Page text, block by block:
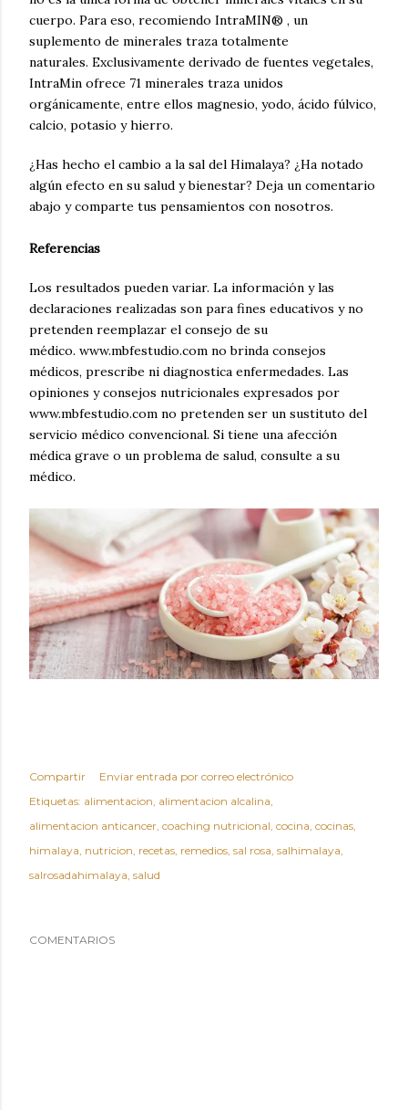
cuerpo. Para eso, recomiendo IntraMIN® , un
suplemento de minerales traza totalmente
naturales. Exclusivamente derivado de fuentes vegetales,
IntraMin ofrece 71 minerales traza unidos
orgánicamente, entre ellos magnesio, yodo, ácido fúlvico,
calcio, potasio y hierro.
¿Has hecho el cambio a la sal del Himalaya? ¿Ha notado
algún efecto en su salud y bienestar? Deja un comentario
abajo y comparte tus pensamientos con nosotros.
Referencias
Los resultados pueden variar. La información y las
declaraciones realizadas son para fines educativos y no
pretenden reemplazar el consejo de su
médico. www.mbfestudio.com no brinda consejos
médicos, prescribe ni diagnostica enfermedades. Las
opiniones y consejos nutricionales expresados ​​por
www.mbfestudio.com no pretenden ser un sustituto del
servicio médico convencional. Si tiene una afección
médica grave o un problema de salud, consulte a su
médico.
Compartir
Enviar entrada por correo electrónico
Etiquetas: alimentacion alimentacion alcalina
alimentacion anticancer coaching nutricional cocina cocinas
himalaya nutricion recetas remedios sal rosa salhimalaya
salrosadahimalaya salud
COMENTARIOS